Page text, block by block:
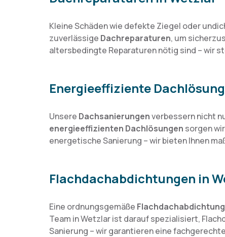
Kleine Schäden wie defekte Ziegel oder
zuverlässige Dachreparaturen, um
altersbedingte Reparaturen nötig sind – wir
Energieeffiziente
Unsere Dachsanierungenverbessern nicht
energieeffizienten Dachlösungen sorgen
energetische Sanierung – wir bieten Ihnen
Flachdachabdichtungen in
Eine ordnungsgemäße Flachdachabdichtung
Team in Wetzlar ist darauf spezialisiert,
Sanierung – wir garantieren eine